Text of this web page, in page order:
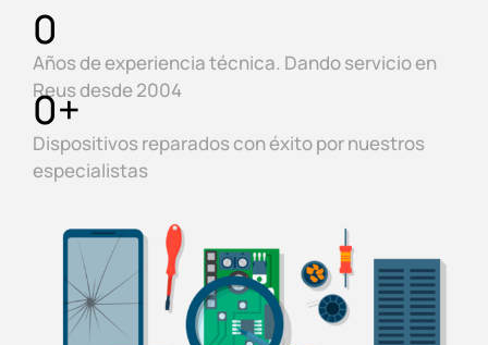
Años de experiencia técnica. Dando servicio en
Reus desde 2004
0
Dispositivos reparados con éxito por nuestros
especialistas
0+